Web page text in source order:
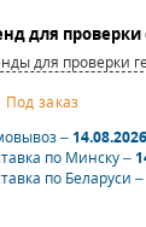
для проверки
Под заказ
–14.08.2026
по Минску –
по Беларуси –